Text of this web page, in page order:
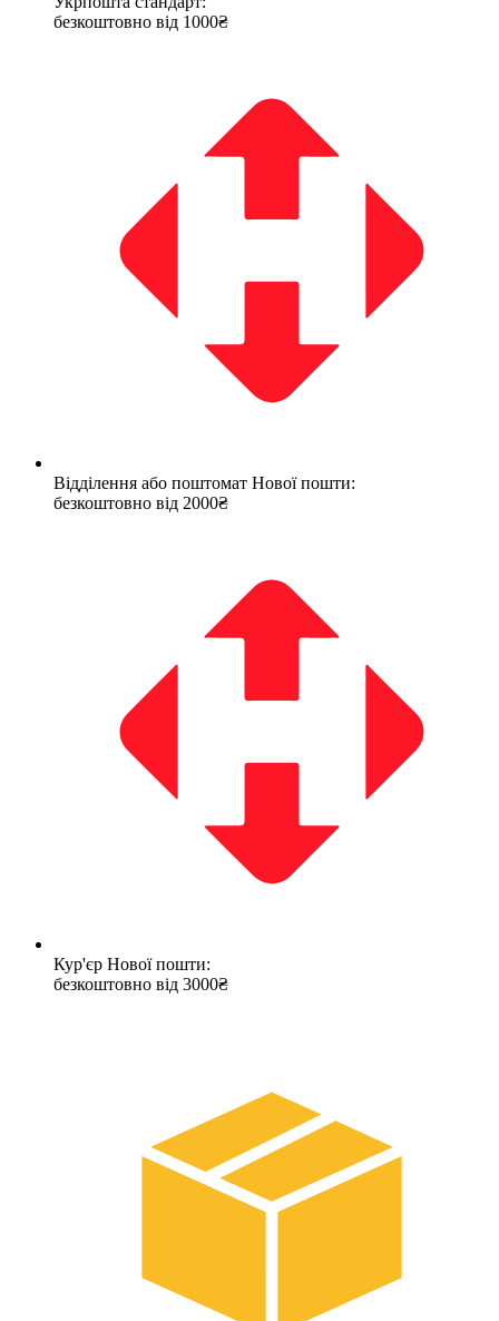
безкоштовно від 1000₴
Відділення або поштомат Нової пошти:
безкоштовно від 2000₴
Кур'єр Нової пошти:
безкоштовно від 3000₴